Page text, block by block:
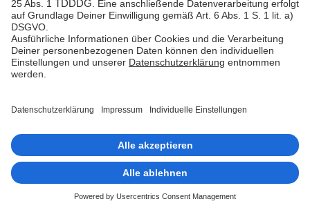
© Unzer Group GmbH
Impressum
Barrierefreiheit